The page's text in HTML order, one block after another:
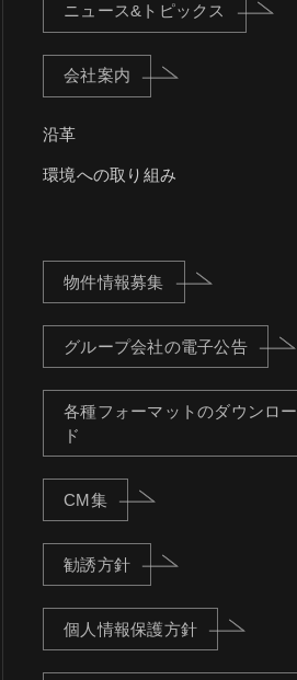
ニュース&トピックス
会社案内
沿革
環境への取り組み
物件情報募集
グループ会社の電子公告
各種フォーマットのダウンロー
ド
CM集
勧誘方針
個人情報保護方針